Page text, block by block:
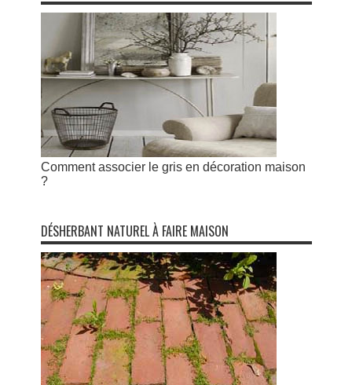
Comment associer le gris en décoration maison
?
DÉSHERBANT NATUREL À FAIRE MAISON